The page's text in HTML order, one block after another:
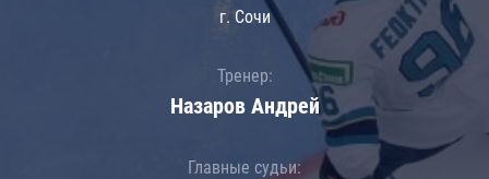
г. Сочи
Тренер:
Назаров Андрей
Главные судьи: